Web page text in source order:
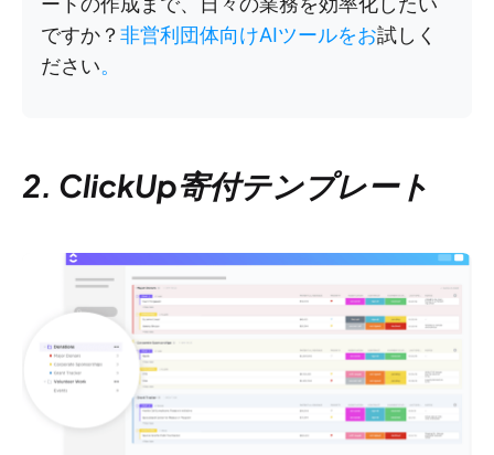
ですか？ 非営利団体向けAIツールをお試しく
ださい。
2. ClickUp寄付テンプレート